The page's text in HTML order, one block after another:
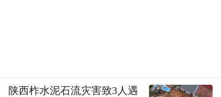
陕西柞水泥石流灾害致3人遇